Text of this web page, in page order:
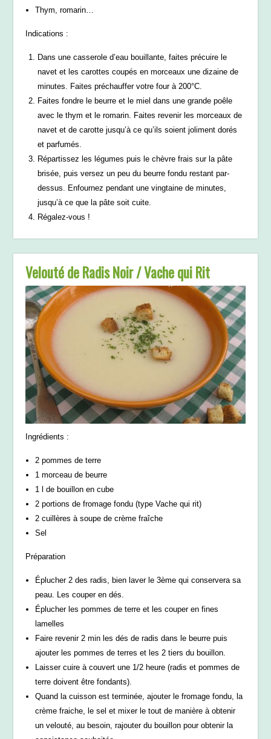
Thym, romarin…
Indications :
Dans une casserole d’eau bouillante, faites précuire le
navet et les carottes coupés en morceaux une dizaine de
minutes. Faites préchauffer votre four à 200°C.
Faites fondre le beurre et le miel dans une grande poêle
avec le thym et le romarin. Faites revenir les morceaux de
navet et de carotte jusqu’à ce qu’ils soient joliment dorés
et parfumés.
Répartissez les légumes puis le chèvre frais sur la pâte
brisée, puis versez un peu du beurre fondu restant par-
dessus. Enfournez pendant une vingtaine de minutes,
jusqu’à ce que la pâte soit cuite.
Régalez-vous !
Velouté de Radis Noir / Vache qui Rit
Ingrédients :
2 pommes de terre
1 morceau de beurre
1 l de bouillon en cube
2 portions de fromage fondu (type Vache qui rit)
2 cuillères à soupe de crème fraîche
Sel
Préparation
Éplucher 2 des radis, bien laver le 3ème qui conservera sa
peau. Les couper en dés.
Éplucher les pommes de terre et les couper en fines
lamelles
Faire revenir 2 min les dés de radis dans le beurre puis
ajouter les pommes de terres et les 2 tiers du bouillon.
Laisser cuire à couvert une 1/2 heure (radis et pommes de
terre doivent être fondants).
Quand la cuisson est terminée, ajouter le fromage fondu, la
crème fraiche, le sel et mixer le tout de manière à obtenir
un velouté, au besoin, rajouter du bouillon pour obtenir la